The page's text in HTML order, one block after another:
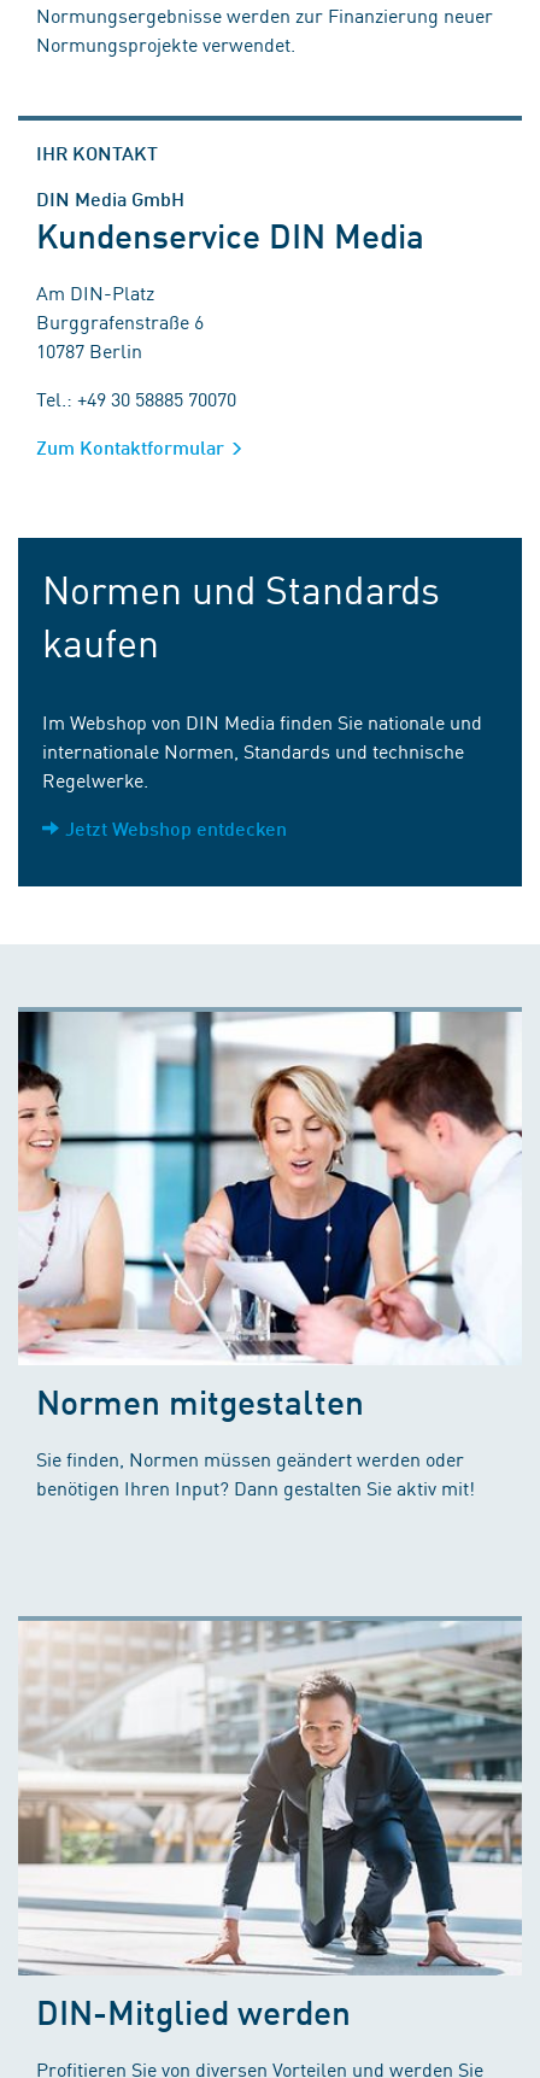
Normungsergebnisse werden zur Finanzierung neuer
Normungsprojekte verwendet.
IHR KONTAKT
DIN Media GmbH
Kundenservice DIN Media
Am DIN-Platz
Burggrafenstraße 6
10787 Berlin
Tel.: +49 30 58885 70070
Zum Kontaktformular
Normen und Standards
kaufen
Im Webshop von DIN Media finden Sie nationale und
internationale Normen, Standards und technische
Regelwerke.
Jetzt Webshop entdecken
Normen mitgestalten
Sie finden, Normen müssen geändert werden oder
benötigen Ihren Input? Dann gestalten Sie aktiv mit!
DIN-Mitglied werden
Profitieren Sie von diversen Vorteilen und werden Sie